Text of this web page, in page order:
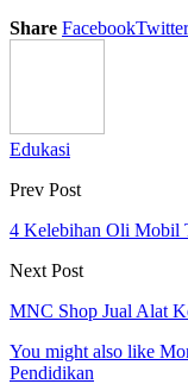
Share FacebookTwitter
Edukasi
Prev Post
4 Kelebihan Oli Mobil
Next Post
MNC Shop Jual Alat
You might also like
Pendidikan